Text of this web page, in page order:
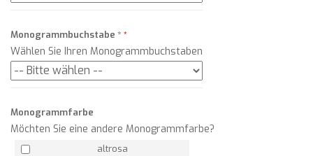
Monogrammbuchstabe *
Wählen Sie Ihren Monogrammbuchstaben
Monogrammfarbe
Möchten Sie eine andere Monogrammfarbe?
altrosa